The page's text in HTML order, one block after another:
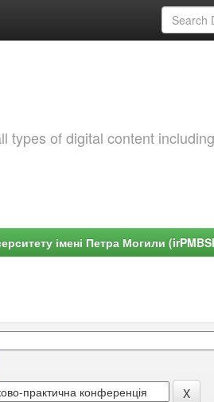
types of digital content
імені Петра Могили